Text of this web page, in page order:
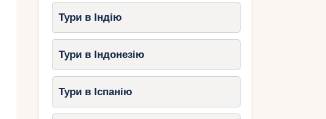
Тури в Індію
Тури в Індонезію
Тури в Іспанію